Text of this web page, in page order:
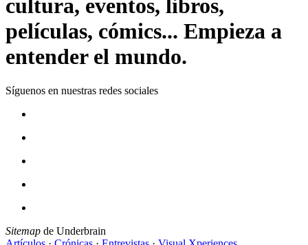
cultura, eventos, libros,
películas, cómics... Empieza a
entender el mundo.
Síguenos en nuestras redes sociales
Sitemap de Underbrain